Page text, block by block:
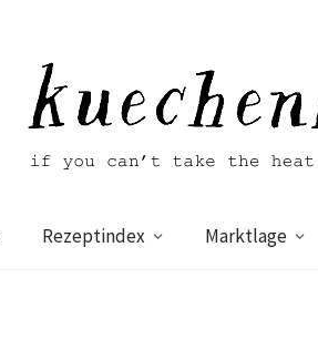
Rezeptindex Marktlage